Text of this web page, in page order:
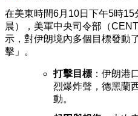
在美東時間6月10日下午5時
晨），美軍中央司令部（
示，對伊朗境內多個目標發動
擊」。
打擊目標 ：伊朗港
烈爆炸聲，德黑蘭
動。